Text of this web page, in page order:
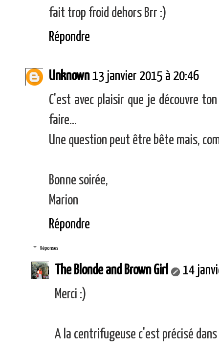
fait trop froid dehors Brr :)
Répondre
Unknown 13 janvier 2015 à 20:46
C'est avec plaisir que je découvre
faire...
Une question peut être bête mais,
Bonne soirée,
Marion
Répondre
Réponses
The Blonde and Brown Girl
14
Merci :)
A la centrifugeuse c'est précisé